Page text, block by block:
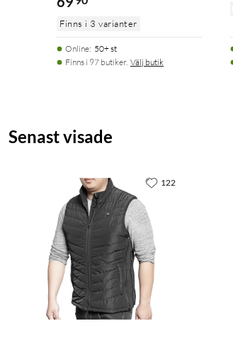
Finns i 3 varianter
Online: 50+ st
Finns i 97 butiker. Välj butik
Senast visade
122